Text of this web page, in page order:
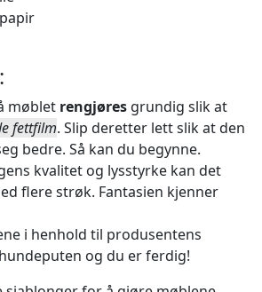
møblet rengjøres grundig slik at
fettfilm. Slip deretter lett slik at den
bedre. Så kan du begynne.
kvalitet og lysstyrke kan det
flere strøk. Fantasien kjenner
i henhold til produsentens
og du er ferdig!